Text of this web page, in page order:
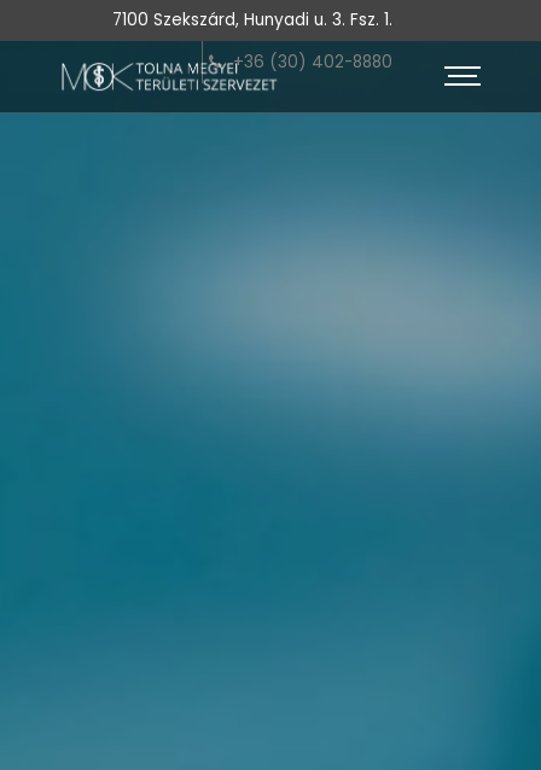
7100 Szekszárd, Hunyadi u. 3. Fsz. 1.
+36 (30) 402-8880